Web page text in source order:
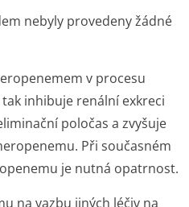
nebyly provedeny žádné
v procesu
inhibuje renální exkreci
poločas a zvyšuje
Při současném
je nutná opatrnost.
na vazbu jiných léčiv na